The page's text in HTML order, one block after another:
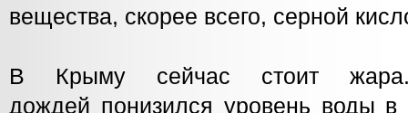
вещества, скорее всего, серной
В Крыму сейчас стоит жара.
дождей понизился уровень воды в